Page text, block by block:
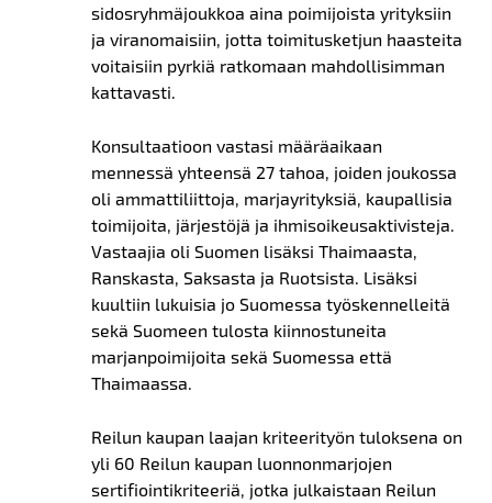
sidosryhmäjoukkoa aina poimijoista yrityksiin
ja viranomaisiin, jotta toimitusketjun haasteita
voitaisiin pyrkiä ratkomaan mahdollisimman
kattavasti.
Konsultaatioon vastasi määräaikaan
mennessä yhteensä 27 tahoa, joiden joukossa
oli ammattiliittoja, marjayrityksiä, kaupallisia
toimijoita, järjestöjä ja ihmisoikeusaktivisteja.
Vastaajia oli Suomen lisäksi Thaimaasta,
Ranskasta, Saksasta ja Ruotsista. Lisäksi
kuultiin lukuisia jo Suomessa työskennelleitä
sekä Suomeen tulosta kiinnostuneita
marjanpoimijoita sekä Suomessa että
Thaimaassa.
Reilun kaupan laajan kriteerityön tuloksena on
yli 60 Reilun kaupan luonnonmarjojen
sertifiointikriteeriä, jotka julkaistaan Reilun